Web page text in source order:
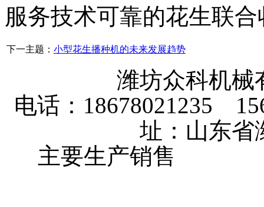
服务技术可靠的花生联
下一主题： 小型花生播种机的未来发展趋势
潍坊众科机
电话：18678021235
址：山东省
主要生产销售